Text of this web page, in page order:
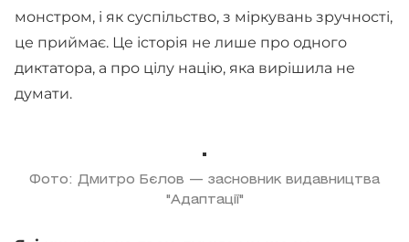
монстром, і як суспільство, з міркувань зручності,
це приймає. Це історія не лише про одного
диктатора, а про цілу націю, яка вирішила не
думати.
Фото: Дмитро Бєлов — засновник видавництва
"Адаптації"